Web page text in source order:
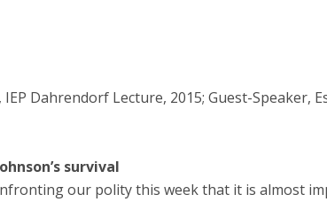
IEP Dahrendorf Lecture, 2015; Guest-Speaker,
survival
our polity this week that it is almost